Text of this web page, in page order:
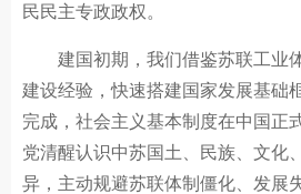
民民主专政政权。
建国初期，我们借鉴苏联工业
建设经验，快速搭建国家发展基础
完成，社会主义基本制度在中国正
党清醒认识中苏国土、民族、文化
异，主动规避苏联体制僵化、发展